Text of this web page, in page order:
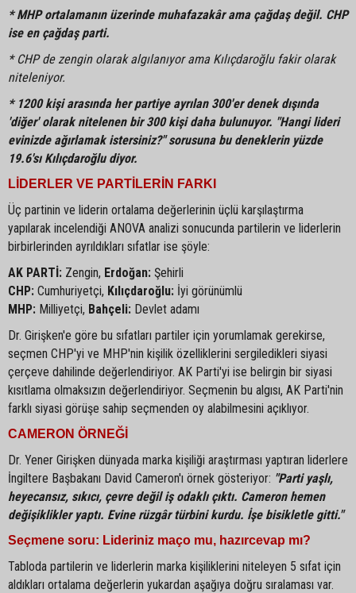
* MHP ortalamanın üzerinde muhafazakâr ama çağdaş değil. CHP
ise en çağdaş parti.
* CHP de zengin olarak algılanıyor ama Kılıçdaroğlu fakir olarak
niteleniyor.
* 1200 kişi arasında her partiye ayrılan 300'er denek dışında
'diğer' olarak nitelenen bir 300 kişi daha bulunuyor. "Hangi lideri
evinizde ağırlamak istersiniz?" sorusuna bu deneklerin yüzde
19.6'sı Kılıçdaroğlu diyor.
LİDERLER VE PARTİLERİN FARKI
Üç partinin ve liderin ortalama değerlerinin üçlü karşılaştırma
yapılarak incelendiği ANOVA analizi sonucunda partilerin ve liderlerin
birbirlerinden ayrıldıkları sıfatlar ise şöyle:
AK PARTİ: Zengin, Erdoğan: Şehirli
CHP: Cumhuriyetçi, Kılıçdaroğlu: İyi görünümlü
MHP: Milliyetçi, Bahçeli: Devlet adamı
Dr. Girişken'e göre bu sıfatları partiler için yorumlamak gerekirse,
seçmen CHP'yi ve MHP'nin kişilik özelliklerini sergiledikleri siyasi
çerçeve dahilinde değerlendiriyor. AK Parti'yi ise belirgin bir siyasi
kısıtlama olmaksızın değerlendiriyor. Seçmenin bu algısı, AK Parti'nin
farklı siyasi görüşe sahip seçmenden oy alabilmesini açıklıyor.
CAMERON ÖRNEĞİ
Dr. Yener Girişken dünyada marka kişiliği araştırması yaptıran liderlere
İngiltere Başbakanı David Cameron'ı örnek gösteriyor: "Parti yaşlı,
heyecansız, sıkıcı, çevre değil iş odaklı çıktı. Cameron hemen
değişiklikler yaptı. Evine rüzgâr türbini kurdu. İşe bisikletle gitti."
Seçmene soru: Lideriniz maço mu, hazırcevap mı?
Tabloda partilerin ve liderlerin marka kişiliklerini niteleyen 5 sıfat için
aldıkları ortalama değerlerin yukardan aşağıya doğru sıralaması var.